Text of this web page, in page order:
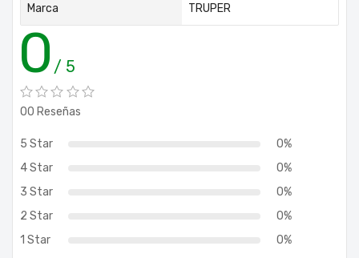
Marca TRUPER
0 / 5
00 Reseñas
5 Star
0%
4 Star
0%
3 Star
0%
2 Star
0%
1 Star
0%